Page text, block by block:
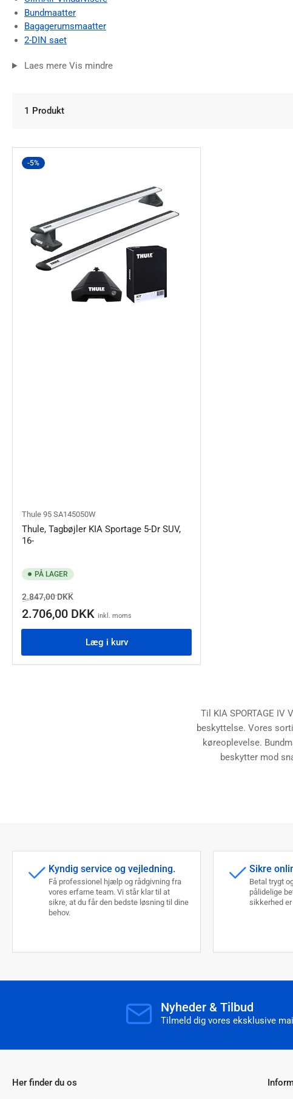
Bundmaatter
Bagagerumsmaatter
2-DIN saet
Laes mere Vis mindre
1 Produkt
-5%
Thule 95 SA145050W
Thule, Tagbøjler KIA Sportage 5-Dr SUV,
16-
PÅ LAGER
Normalpris
2.847,00 DKKSalgspris
2.706,00 DKK inkl. moms
Læg i kurv
Til KIA SPORTAGE
beskyttelse. Vores
køreoplevelse.
beskytter mod
Kyndig service og vejledning.
Få professionel hjælp og rådgivning fra
vores erfarne team. Vi står klar til at
sikre, at du får den bedste løsning til dine
behov.
Sikre
Betal trygt
pålidelige
sikkerhed
Nyheder & Tilbud
Tilmeld dig vores eksklusive
Her finder du os